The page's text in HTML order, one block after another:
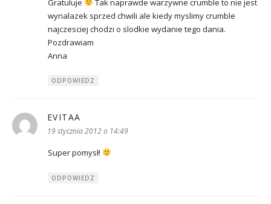
Gratuluje
Tak naprawde warzywne crumble to nie jest
wynalazek sprzed chwili ale kiedy myslimy crumble
najczesciej chodzi o slodkie wydanie tego dania.
Pozdrawiam
Anna
ODPOWIEDZ
EVITAA
19 stycznia 2012 o 14:49
Super pomysł!
ODPOWIEDZ